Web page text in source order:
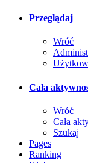
Przeglądaj
Wróć
Cała
Wróć
Cała
Szukaj
Pages
Ranking